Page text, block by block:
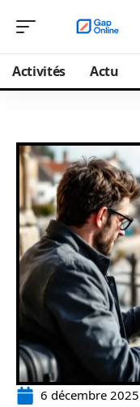
Activités Actu
6 décembre 2025